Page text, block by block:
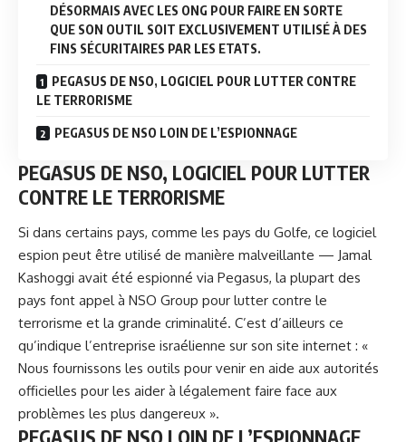
DÉSORMAIS AVEC LES ONG POUR FAIRE EN SORTE
QUE SON OUTIL SOIT EXCLUSIVEMENT UTILISÉ À DES
FINS SÉCURITAIRES PAR LES ETATS.
PEGASUS DE NSO, LOGICIEL POUR LUTTER CONTRE
LE TERRORISME
PEGASUS DE NSO LOIN DE L’ESPIONNAGE
PEGASUS DE NSO, LOGICIEL POUR LUTTER
CONTRE LE TERRORISME
Si dans certains pays, comme les pays du Golfe, ce logiciel
espion peut être utilisé de manière malveillante — Jamal
Kashoggi avait été espionné via Pegasus, la plupart des
pays font appel à NSO Group pour lutter contre le
terrorisme et la grande criminalité. C’est d’ailleurs ce
qu’indique l’entreprise israélienne sur son site internet : «
Nous fournissons les outils pour venir en aide aux autorités
officielles pour les aider à légalement faire face aux
problèmes les plus dangereux ».